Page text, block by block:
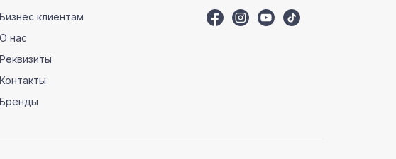
Бизнес клиентам
О нас
Реквизиты
Контакты
Бренды